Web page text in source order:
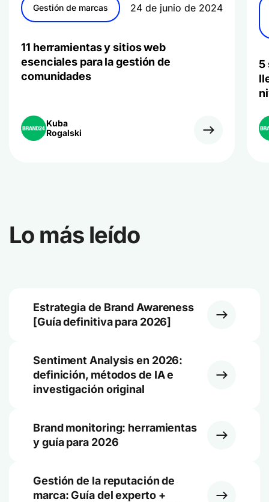
Gestión de marcas 24 de junio de 2024
11 herramientas y sitios web
esenciales para la gestión de
comunidades
Kuba
Rogalski
5
Lo más leído
Estrategia de Brand Awareness
[Guía definitiva para 2026]
Sentiment Analysis en 2026:
definición, métodos de IA e
investigación original
Brand monitoring: herramientas
y guía para 2026
Gestión de la reputación de
marca: Guía del experto +